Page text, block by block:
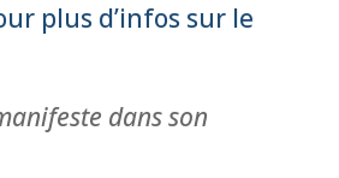
plus d’infos sur le
dans son